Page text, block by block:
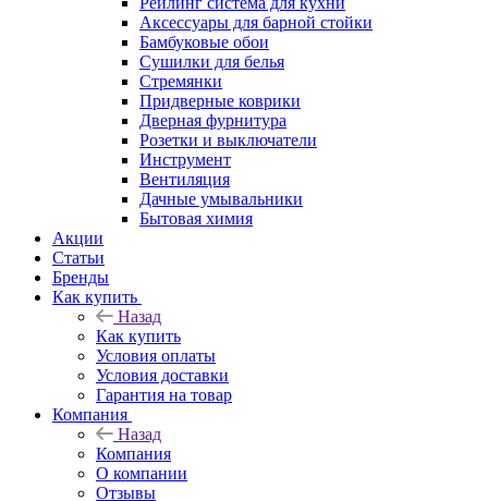
Аксессуары для барной стойки
Бамбуковые обои
Сушилки для белья
Стремянки
Придверные коврики
Дверная фурнитура
Розетки и выключатели
Инструмент
Вентиляция
Дачные умывальники
Бытовая химия
Акции
Статьи
Бренды
Как купить
Назад
Как купить
Условия оплаты
Условия доставки
Гарантия на товар
Компания
Назад
Компания
О компании
Отзывы